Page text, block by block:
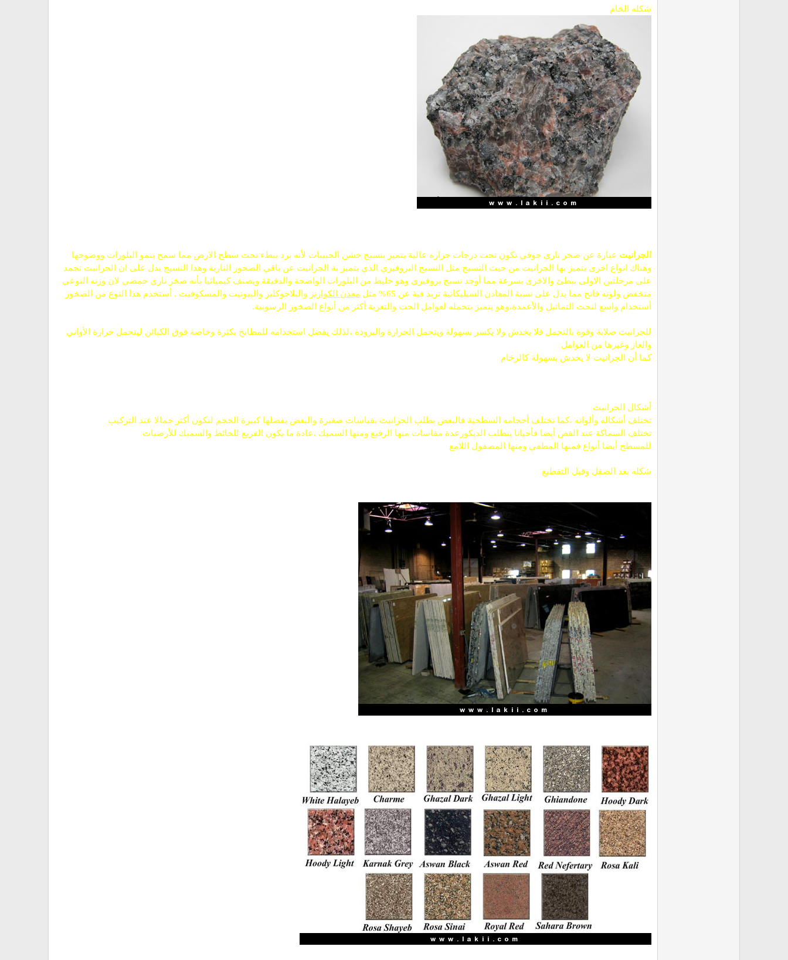
شكله الخام
الجرانيت عبارة عن صخر ناري جوفي تكون تحت درجات حراره عالية يتميز بنسيج خشن الحبيبات لأنه برد ببطء تحت سطح الارض مما سمح بنمو البلورات ووضوحها
وهناك انواع اخرى يتميز بها الجرانيت من حيث النسيج مثل النسيج البروفيري الذي يتميز بة الجرانيت عن باقي الصخور النارية وهذا النسيج يدل على ان الجرانيت تجمد
على مرحلتين الاولى ببطئ والاخرى بسرعة مما أوجد نسيج بروفيري وهو خليط من البلورات الواضحة والدقيقة ويصنف كيميائيا بأنه صخر ناري حمضي لان وزنه النوعي
منخفض ولونه فاتح مما يدل على نسبة المعادن السيليكاتية تزيد فية عن 65% مثل
معدن الكوارتز والبلاجوكليز والبيوتيت والمسكوفيت . أستخدم هذا النوع من الصخور
أستخدام واسع لنحت التماثيل والأعمدة،وهو يتميز بتحمله لعوامل الحت والتعرية أكثر من أنواع الصخور الرسوبية.
للجرانيت صلابة وقوة بالتحمل فلا يخدش ولا يكسر بسهولة ويتحمل الحرارة والبرودة ،لذلك يفضل استخدامه للمطابخ بكثرة وخاصة فوق الكبائن ليتحمل حرارة الأواني
والغاز وغيرها من العوامل
كما أن الجرانيت لا يخدش بسهولة كالرخام
أشكال الجرانيت
تختلف أشكاله وألوانه ،كما تختلف أحجامه السطحية فالبعض يطلب الجرانيت بقياسات صغيرة والبعض يفضلها كبيرة الحجم لتكون أكثر جمالا عند التركيب
تختلف السماكة عند القص أيضا فأحيانا يتطلب الديكورعدة مقاسات منها الرفيع ومنها السميك ،عادة ما يكون الفريع للحائط والسميك للأرضيات
للمسطح أيضا أنواع فمنها المطفي ومنها المصقول اللامع
شكله بعد الصقل وقبل التقطيع